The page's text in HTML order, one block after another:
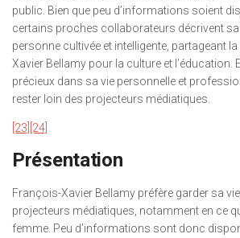
public. Bien que peu d’informations soient
certains proches collaborateurs décrivent
personne cultivée et intelligente, partageant
Xavier Bellamy pour la culture et l’éducation.
précieux dans sa vie personnelle et
rester loin des projecteurs médiatiques.
[23] [24]
Présentation
François-Xavier Bellamy préfère garder sa
projecteurs médiatiques, notamment en ce
femme. Peu d’informations sont donc